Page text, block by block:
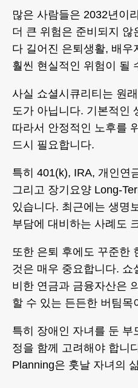
많은 사람들은 2032년이
더 큰 위험은 준비되지
다 길어진 은퇴생활, 배
훨씬 현실적인 위험이 될
사실 쇼셜시큐리티는 원
도가 아닙니다. 기본적인
따라서 안정적인 노후를
드시 필요합니다.
특히 401(k), IRA, 개인연
그리고 장기요양 Long-
있습니다. 최근에는 생명
부담에 대비하는 사례도
또한 은퇴 후에도 꾸준한
것은 매우 중요합니다.
비한 연금과 금융자산은
할 수 있는 든든한 버팀목
특히 장애인 자녀를 둔
정을 함께 고려해야 합니
Planning은 훗날 자녀의